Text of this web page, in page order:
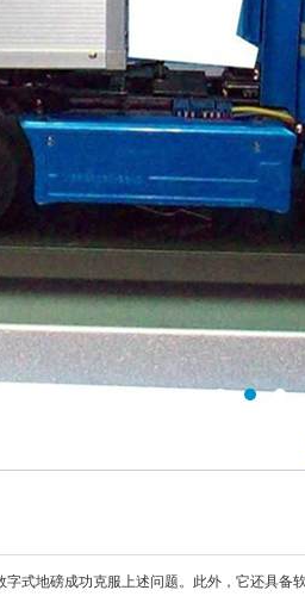
式地磅成功克服上述问题。此外，它还具备